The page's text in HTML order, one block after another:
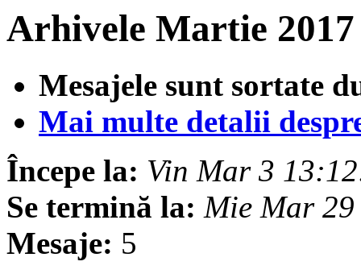
Arhivele Martie
Mesajele sunt sortate
Mai multe detalii
Începe la: Vin Mar 3
Se termină la: Mie Mar
Mesaje: 5